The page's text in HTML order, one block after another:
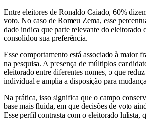
Entre eleitores de Ronaldo Caiado, 60%
voto. No caso de Romeu Zema, esse
dado indica que parte relevante do eleitorado
consolidou sua preferência.
Esse comportamento está associado à maior
na pesquisa. A presença de múltiplos
eleitorado entre diferentes nomes, o que
individual e amplia a disposição para
Na prática, isso significa que o campo
base mais fluida, em que decisões de voto
Esse perfil contrasta com o eleitorado lulista,